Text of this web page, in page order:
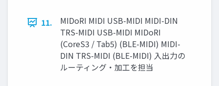
11.
MIDoRI MIDI USB-MIDI MIDI-DIN
TRS-MIDI USB-MIDI MIDoRI
(CoreS3 / Tab5) (BLE-MIDI) MIDI-
DIN TRS-MIDI (BLE-MIDI) 入出力の
ルーティング・加工を担当